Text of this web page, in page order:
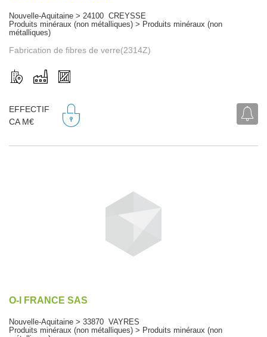
Nouvelle-Aquitaine > 24100 CREYSSE
Produits minéraux (non métalliques) > Produits minéraux (non
métalliques)
Fabrication de fibres de verre(2314Z)
EFFECTIF
CA M€
O-I FRANCE SAS
Nouvelle-Aquitaine > 33870 VAYRES
Produits minéraux (non métalliques) > Produits minéraux (non